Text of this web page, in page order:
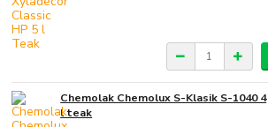
Chemolak Chemolux S-Klasik S-1040 4
l teak